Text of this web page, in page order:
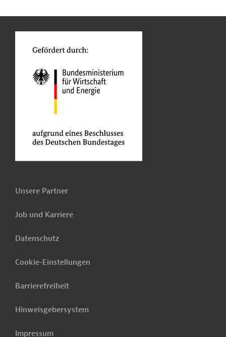
Unsere Partner
Job und Karriere
Datenschutz
Cookie-Einstellungen
Barrierefreiheit
Hinweisgebersystem
Impressum